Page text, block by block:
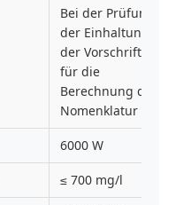
Bei der Prüfung
der Einhaltung
der Vorschriften
für die
Berechnung der
Nomenklatur
6000 W
≤ 700 mg/l